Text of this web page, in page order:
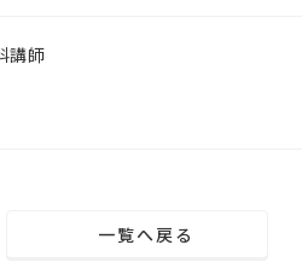
講師
一覧へ戻る